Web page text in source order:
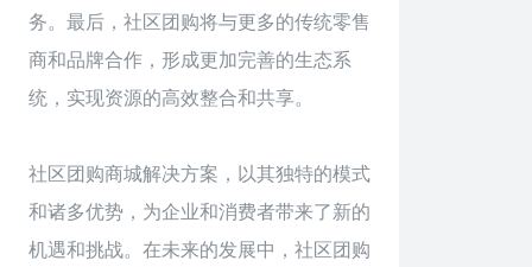
务。最后，社区团购将与更多的传统零售
商和品牌合作，形成更加完善的生态系
统，实现资源的高效整合和共享。
社区团购商城解决方案，以其独特的模式
和诸多优势，为企业和消费者带来了新的
机遇和挑战。在未来的发展中，社区团购